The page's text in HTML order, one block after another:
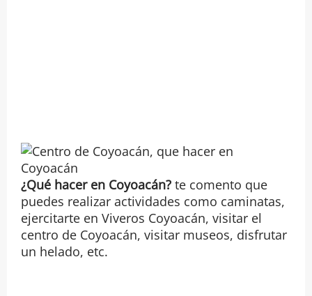
¿Qué hacer en Coyoacán? te comento que
puedes realizar actividades como caminatas,
ejercitarte en Viveros Coyoacán, visitar el
centro de Coyoacán, visitar museos, disfrutar
un helado, etc.